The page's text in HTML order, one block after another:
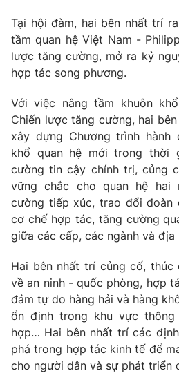
Video
VTV Money VTV
VTV Sức khoẻ Bất
Thị trường 24h
VTV4
VTV9
THỜI BÁO VTV
Theo dõi báo trên
Tại hội đàm, hai bên nhất trí
tầm quan hệ Việt Nam -
lược tăng cường, mở ra kỷ
hợp tác song phương.
Với việc nâng tầm khuôn
Chiến lược tăng cường, hai
xây dựng Chương trình hành
khổ quan hệ mới trong thời
cường tin cậy chính trị, củng
vững chắc cho quan hệ hai
cường tiếp xúc, trao đổi đoàn
cơ chế hợp tác, tăng cường
giữa các cấp, các ngành và
Hai bên nhất trí củng cố,
về an ninh - quốc phòng, hợp
đảm tự do hàng hải và hàng
ổn định trong khu vực
hợp… Hai bên nhất trí các
phá trong hợp tác kinh tế để
cho người dân và sự phát triển